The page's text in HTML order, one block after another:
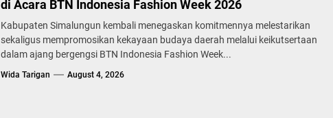
di Acara BTN Indonesia Fashion Week 2026
Kabupaten Simalungun kembali menegaskan komitmennya melestarikan
sekaligus mempromosikan kekayaan budaya daerah melalui keikutsertaan
dalam ajang bergengsi BTN Indonesia Fashion Week...
Wida Tarigan August 4, 2026